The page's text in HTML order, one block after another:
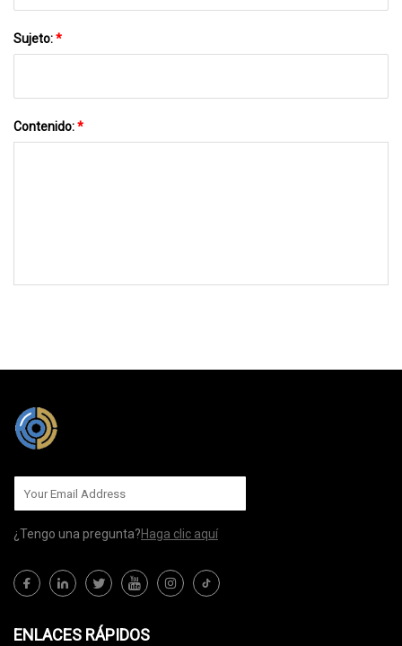
Sujeto:*
Contenido:*
¿Tengo una pregunta?Haga clic aquí
ENLACES RÁPIDOS